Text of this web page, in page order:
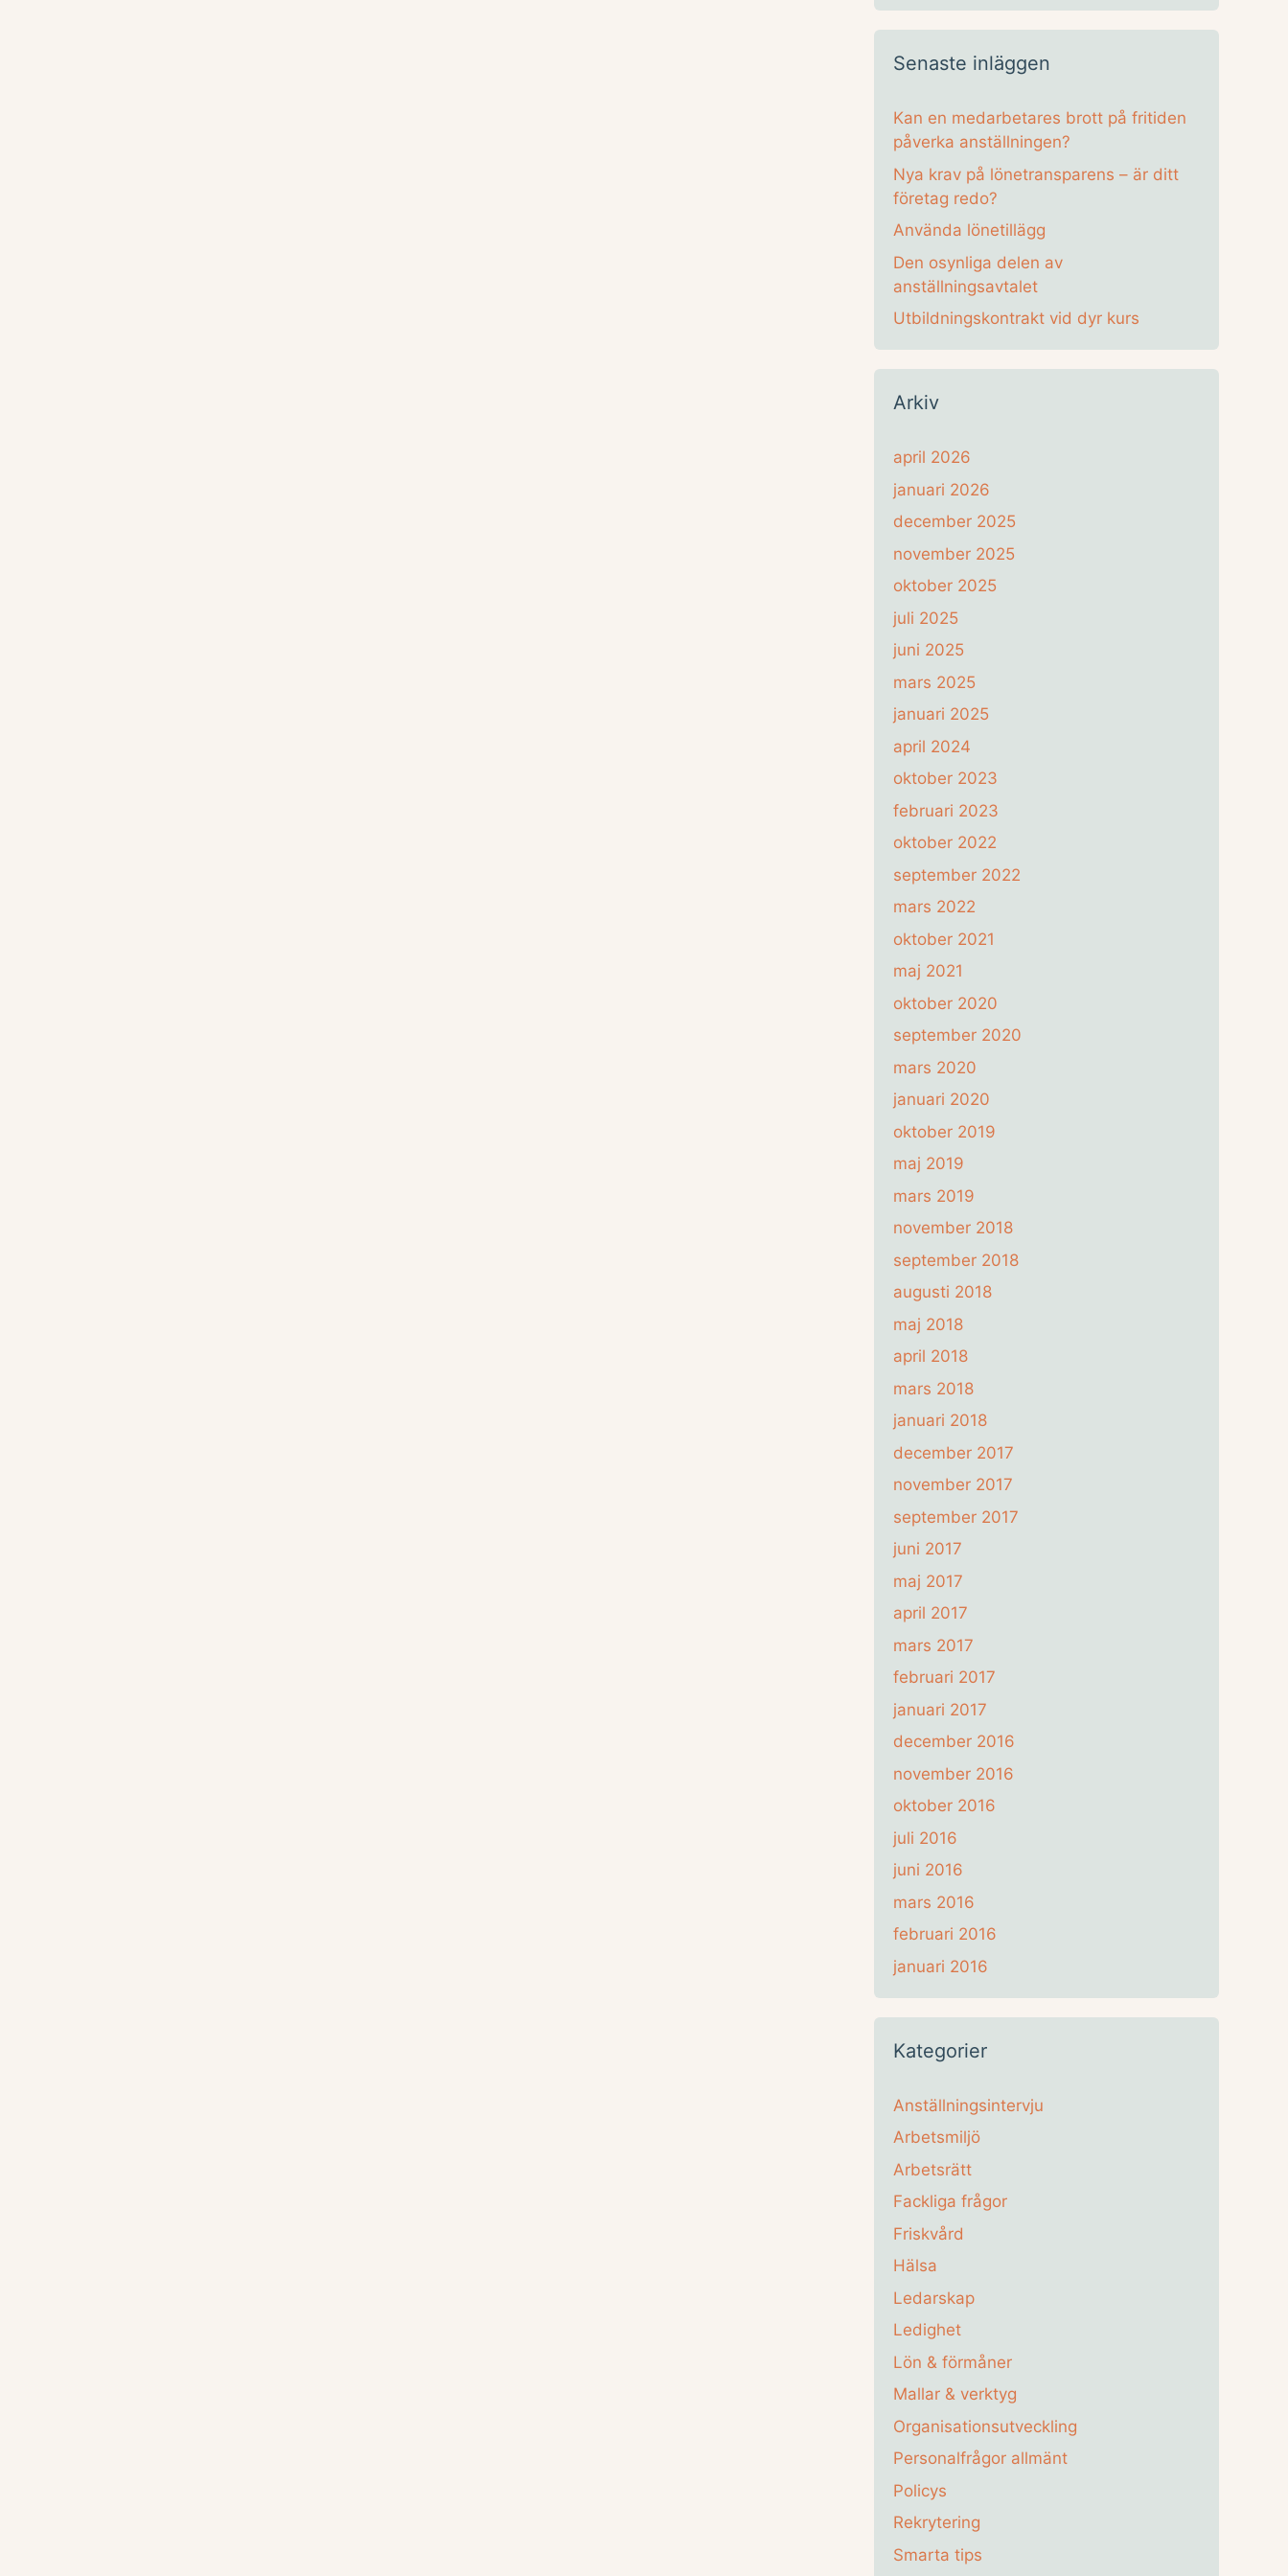
Senaste inläggen
Kan en medarbetares brott på fritiden
påverka anställningen?
Nya krav på lönetransparens – är ditt
företag redo?
Använda lönetillägg
Den osynliga delen av
anställningsavtalet
Utbildningskontrakt vid dyr kurs
Arkiv
april 2026
januari 2026
december 2025
november 2025
oktober 2025
juli 2025
juni 2025
mars 2025
januari 2025
april 2024
oktober 2023
februari 2023
oktober 2022
september 2022
mars 2022
oktober 2021
maj 2021
oktober 2020
september 2020
mars 2020
januari 2020
oktober 2019
maj 2019
mars 2019
november 2018
september 2018
augusti 2018
maj 2018
april 2018
mars 2018
januari 2018
december 2017
november 2017
september 2017
juni 2017
maj 2017
april 2017
mars 2017
februari 2017
januari 2017
december 2016
november 2016
oktober 2016
juli 2016
juni 2016
mars 2016
februari 2016
januari 2016
Kategorier
Anställningsintervju
Arbetsmiljö
Arbetsrätt
Fackliga frågor
Friskvård
Hälsa
Ledarskap
Ledighet
Lön & förmåner
Mallar & verktyg
Organisationsutveckling
Personalfrågor allmänt
Policys
Rekrytering
Smarta tips